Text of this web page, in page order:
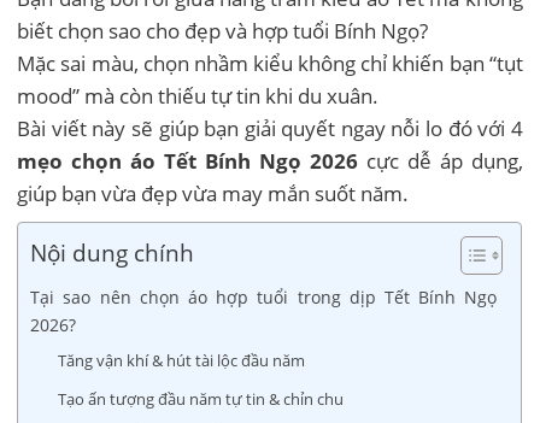
biết chọn sao cho đẹp và hợp tuổi Bính Ngọ?
Mặc sai màu, chọn nhầm kiểu không chỉ khiến bạn “tụt
mood” mà còn thiếu tự tin khi du xuân.
Bài viết này sẽ giúp bạn giải quyết ngay nỗi lo đó với 4
mẹo chọn áo Tết Bính Ngọ 2026cực dễ áp dụng,
giúp bạn vừa đẹp vừa may mắn suốt năm.
Nội dung chính
Tại sao nên chọn áo hợp tuổi trong dịp Tết Bính Ngọ
2026?
Tăng vận khí & hút tài lộc đầu năm
Tạo ấn tượng đầu năm tự tin & chỉn chu